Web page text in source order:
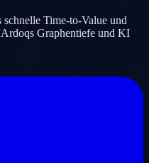
Time-to-Value und
Graphentiefe und KI